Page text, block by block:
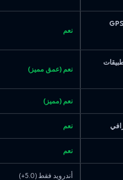
الموقع المباشر عبر GPS
نعم
نعم (عمق مميز)
نعم (مميز)
نعم
نعم
أندرويد فقط (5.0+)